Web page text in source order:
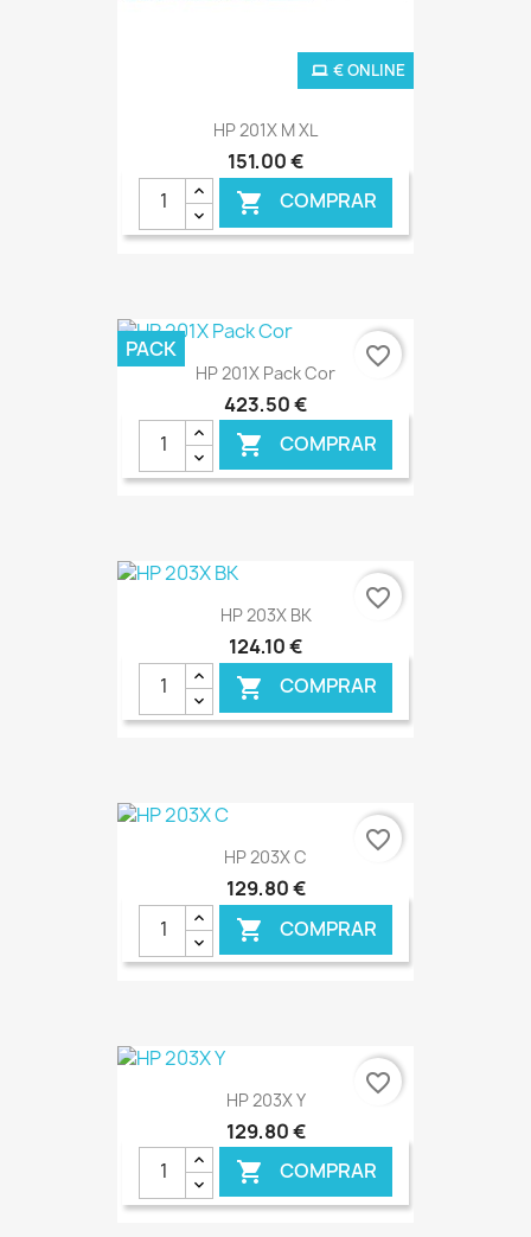
HP 201X M XL
151,00 €
 COMPRAR
€ ONLINE
HP 201X Pack Cor
423,50 €
 COMPRAR
€ ONLINE
PACK favorite_border
HP 203X BK
124,10 €
 COMPRAR
€ ONLINE
favorite_border
HP 203X C
129,80 €
 COMPRAR
€ ONLINE
favorite_border
HP 203X Y
129,80 €
 COMPRAR
favorite_border